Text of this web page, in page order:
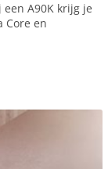
A90K krijg je
Core en